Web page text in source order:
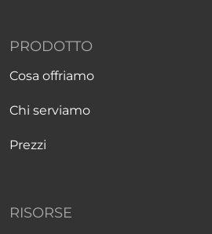
PRODOTTO
Cosa offriamo
Chi serviamo
Prezzi
RISORSE